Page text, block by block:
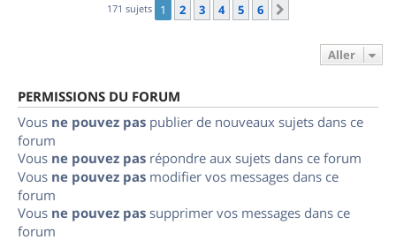
171 sujets 1 2 3 4 5 6
Aller
PERMISSIONS DU FORUM
Vous ne pouvez pas publier de nouveaux sujets dans ce
forum
Vous ne pouvez pas répondre aux sujets dans ce forum
Vous ne pouvez pas modifier vos messages dans ce
forum
Vous ne pouvez pas supprimer vos messages dans ce
forum